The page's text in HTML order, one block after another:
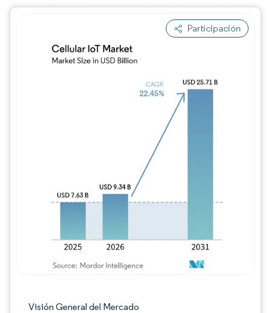
Participación
Visión General del Mercado
Imagen © Mordor Intelligence. El uso